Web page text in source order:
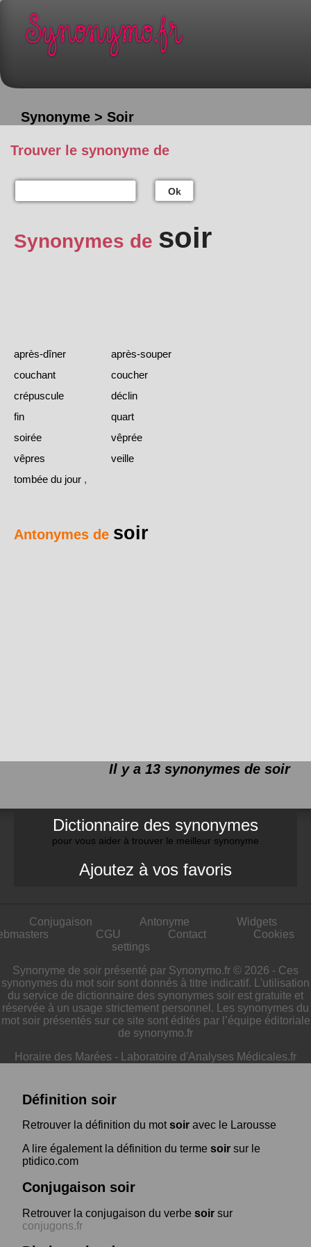
Synonyme > Soir
Trouver le synonyme de
Ok
Synonymes de soir
après-dîner
après-souper
couchant
coucher
crépuscule
déclin
fin
quart
soirée
vêprée
vêpres
veille
tombée du jour ,
Antonymes de soir
Il y a 13 synonymes de soir
Dictionnaire des synonymes
pour vous aider à trouver le meilleur synonyme
Ajoutez à vos favoris
Conjugaison Antonyme
Widgets
CGU Contact
Cookies
settings
Synonyme de soir présenté par Synonymo.fr © 2026 - Ces
synonymes du mot soir sont donnés à titre indicatif. L'utilisation
du service de dictionnaire des synonymes soir est gratuite et
réservée à un usage strictement personnel. Les synonymes du
mot soir présentés sur ce site sont édités par l’équipe éditoriale
de synonymo.fr
Horaire des Marées - Laboratoire d'Analyses Médicales.fr
Définition soir
Retrouver la définition du motsoir avec le Larousse
A lire également la définition du terme soir sur le
ptidico.com
Conjugaison soir
Retrouver la conjugaison du verbe soir sur
conjugons.fr